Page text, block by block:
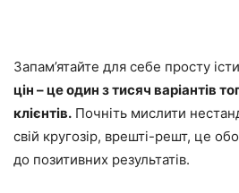
Запам’ятайте для себе просту
цін – це один з тисяч варіантів
клієнтів. Почніть мислити
свій кругозір, врешті-решт, це
до позитивних результатів.